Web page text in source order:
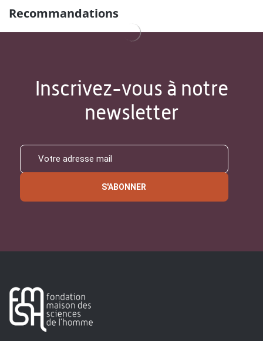
Recommandations
Inscrivez-vous à notre
newsletter
S'ABONNER